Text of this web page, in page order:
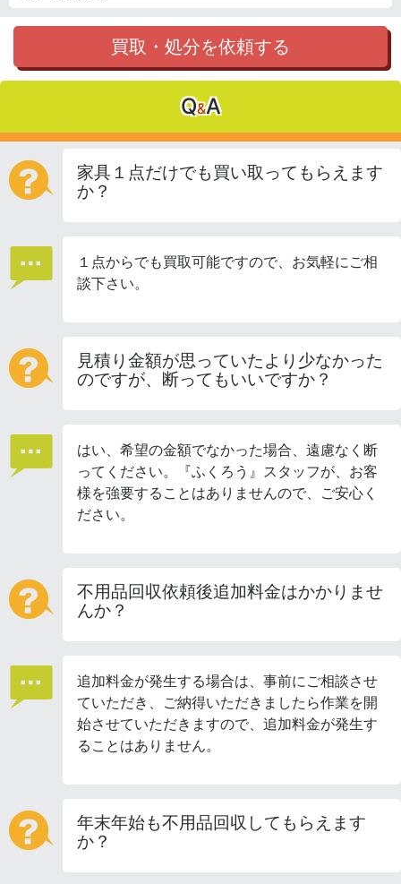
買取・処分を依頼する
Q&A
家具１点だけでも買い取ってもらえます
か？
１点からでも買取可能ですので、お気軽にご相
談下さい。
見積り金額が思っていたより少なかった
のですが、断ってもいいですか？
はい、希望の金額でなかった場合、遠慮なく断
ってください。『ふくろう』スタッフが、お客
様を強要することはありませんので、ご安心く
ださい。
不用品回収依頼後追加料金はかかりませ
んか？
追加料金が発生する場合は、事前にご相談させ
ていただき、ご納得いただきましたら作業を開
始させていただきますので、追加料金が発生す
ることはありません。
年末年始も不用品回収してもらえます
か？